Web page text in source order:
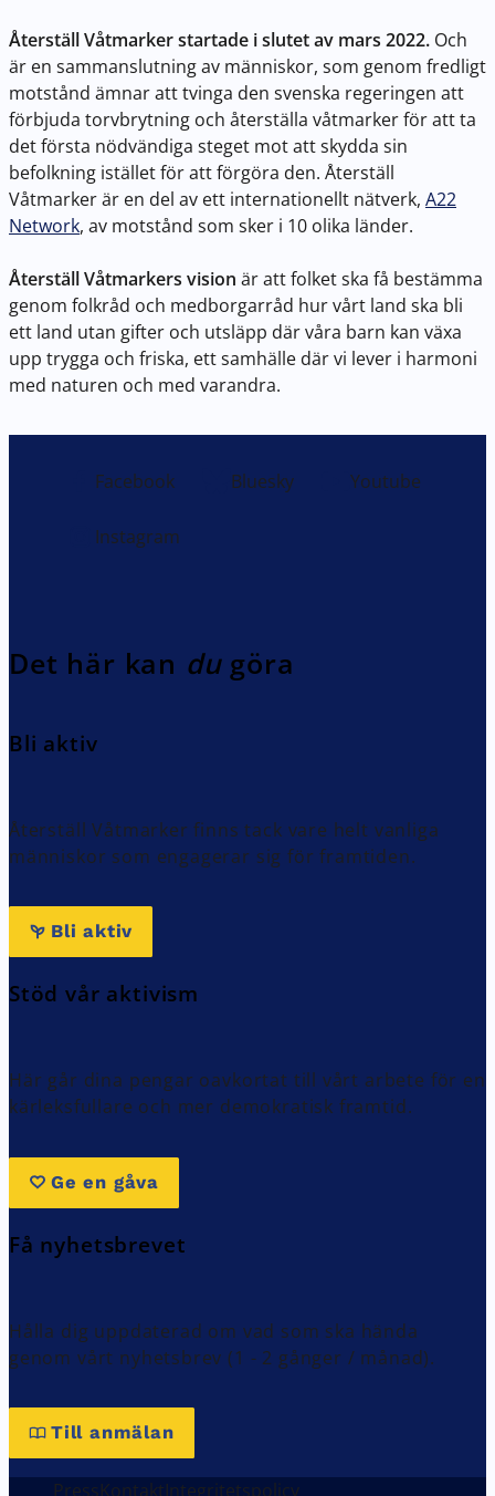
Återställ Våtmarker startade i slutet av mars 2022. Och
är en sammanslutning av människor, som genom fredligt
motstånd ämnar att tvinga den svenska regeringen att
förbjuda torvbrytning och återställa våtmarker för att ta
det första nödvändiga steget mot att skydda sin
befolkning istället för att förgöra den. Återställ
Våtmarker är en del av ett internationellt nätverk, A22
Network, av motstånd som sker i 10 olika länder.
Återställ Våtmarkers vision är att folket ska få bestämma
genom folkråd och medborgarråd hur vårt land ska bli
ett land utan gifter och utsläpp där våra barn kan växa
upp trygga och friska, ett samhälle där vi lever i harmoni
med naturen och med varandra.
Facebook Bluesky Youtube
Instagram
Det här kan dugöra
Bli aktiv
Återställ Våtmarker finns tack vare helt vanliga
människor som engagerar sig för framtiden.
Bli aktiv
Stöd vår aktivism
Här går dina pengar oavkortat till vårt arbete för en
kärleksfullare och mer demokratisk framtid.
Ge en gåva
Få nyhetsbrevet
Hålla dig uppdaterad om vad som ska hända
genom vårt nyhetsbrev (1 - 2 gånger / månad).
Till anmälan
PressKontaktIntegritetspolicy